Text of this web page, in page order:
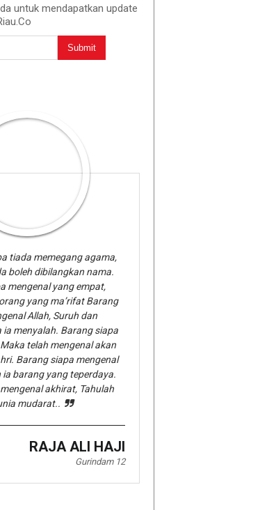
untuk mendapatkan update
tiada memegang agama,
boleh dibilangkan nama.
mengenal yang empat,
yang ma’rifat Barang
Allah, Suruh dan
menyalah. Barang siapa
telah mengenal akan
Barang siapa mengenal
ia barang yang teperdaya.
akhirat, Tahulah
mudarat..
RAJA ALI HAJI
Gurindam 12